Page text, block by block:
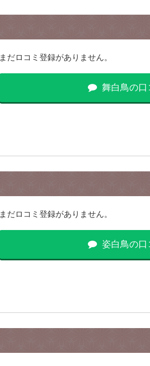
まだロコミ登録がありません。
舞白鳥の口
まだロコミ登録がありません。
姿白鳥の口